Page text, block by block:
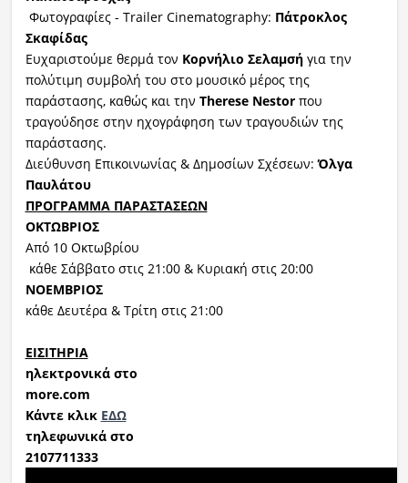
Φωτογραφίες - Trailer Cinematography: Πάτροκλος
Σκαφίδας
Ευχαριστούμε θερμά τον Κορνήλιο Σελαμσήγια την
πολύτιμη συμβολή του στο μουσικό μέρος της
παράστασης, καθώς και την Therese Nestorπου
τραγούδησε στην ηχογράφηση των τραγουδιών της
παράστασης.
Διεύθυνση Επικοινωνίας & Δημοσίων Σχέσεων:Όλγα
Παυλάτου
ΠΡΟΓΡΑΜΜΑ ΠΑΡΑΣΤΑΣΕΩΝ
ΟΚΤΩΒΡΙΟΣ
Από 10 Οκτωβρίου
κάθε Σάββατο στις 21:00 & Κυριακή στις 20:00
ΝΟΕΜΒΡΙΟΣ
κάθε Δευτέρα & Τρίτη στις 21:00
ΕΙΣΙΤΗΡΙΑ
ηλεκτρονικά στο
more.com
Κάντε κλικ ΕΔΩ
τηλεφωνικά στο
2107711333